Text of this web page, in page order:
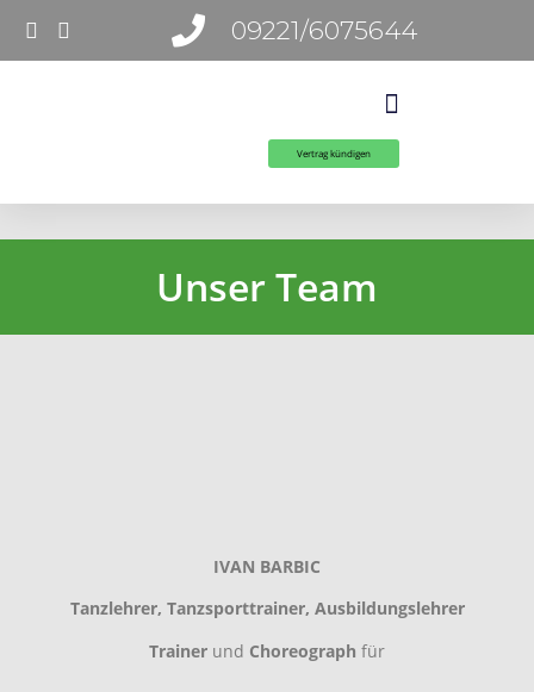
09221/6075644
Vertrag kündigen
Unser Team
IVAN BARBIC
Tanzlehrer, Tanzsporttrainer, Ausbildungslehrer
Trainer und Choreograph für